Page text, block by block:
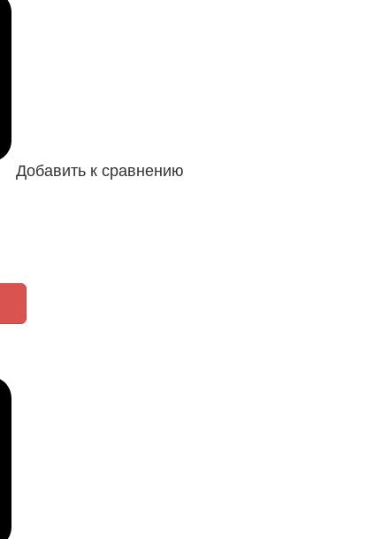
Добавить к сравнению